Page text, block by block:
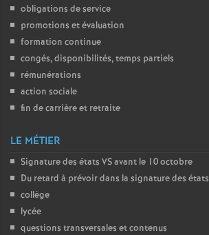
obligations de service
promotions et évaluation
formation continue
congés, disponibilités, temps partiels
rémunérations
action sociale
fin de carrière et retraite
LE MÉTIER
Signature des états VSavant le 10 octobre
Du retard à prévoir dans la signature des états
collège
lycée
questions transversales et contenus